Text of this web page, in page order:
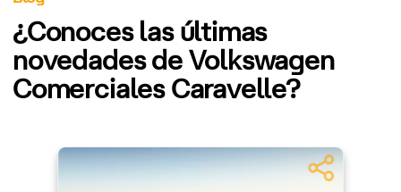
¿Conoces las últimas
novedades de Volkswagen
Comerciales Caravelle?